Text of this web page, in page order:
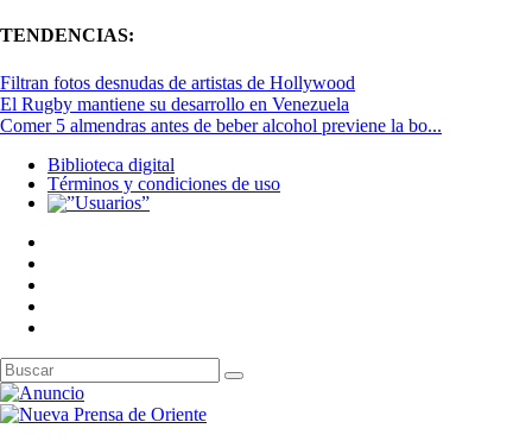
TENDENCIAS:
Filtran fotos desnudas de artistas de Hollywood
El Rugby mantiene su desarrollo en Venezuela
Comer 5 almendras antes de beber alcohol previene la bo...
Biblioteca digital
Términos y condiciones de uso